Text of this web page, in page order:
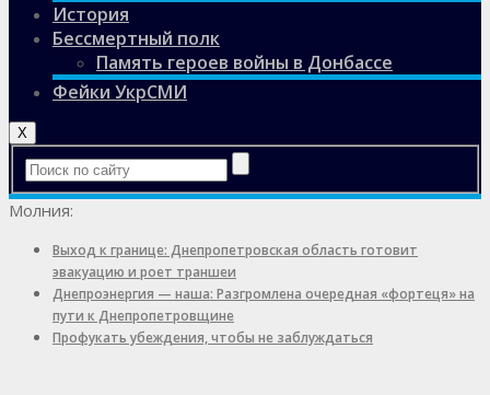
История
Бессмертный полк
Память героев войны в Донбассе
Фейки УкрСМИ
X
Молния:
Выход к границе: Днепропетровская область готовит
эвакуацию и роет траншеи
Днепроэнергия — наша: Разгромлена очередная «фортеця» на
пути к Днепропетровщине
Профукать убеждения, чтобы не заблуждаться